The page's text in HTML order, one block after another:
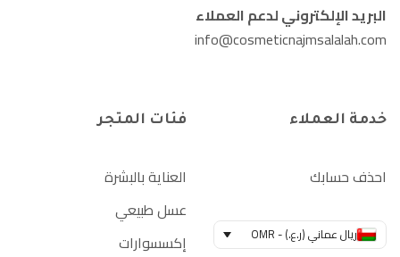
البريد الإلكتروني لدعم العملاء
info@cosmeticnajmsalalah.com
خدمة العملاء
احذف حسابك
ريال عماني (ر.ع.) - OMR
فئات المتجر
العناية بالبشرة
عسل طبيعي
إكسسوارات